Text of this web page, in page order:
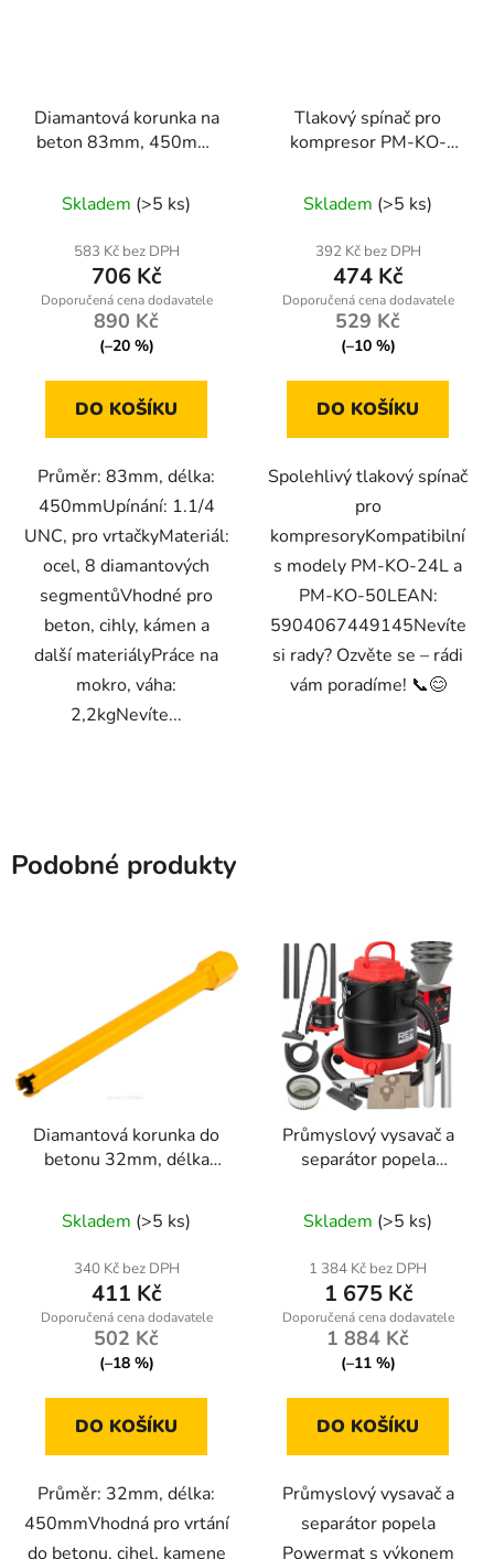
Diamantová korunka na
beton 83mm, 450mm,
Skladem (>5 ks)
583 Kč bez DPH
706 Kč
890 Kč
(–20 %)
DO KOŠÍKU
Průměr: 83mm, délka:
450mmUpínání: 1.1/4
UNC, pro vrtačkyMateriál:
ocel, 8 diamantových
segmentůVhodné pro
beton, cihly, kámen a
další materiályPráce na
mokro, váha:
2,2kgNevíte...
Tlakový spínač pro
kompresor PM-KO-
Skladem (>5 ks)
392 Kč bez DPH
474 Kč
529 Kč
(–10 %)
DO KOŠÍKU
Spolehlivý tlakový spínač
pro
kompresoryKompatibilní
s modely PM-KO-24L a
PM-KO-50LEAN:
5904067449145Nevíte
si rady? Ozvěte se – rádi
vám poradíme! 📞😊
Podobné produkty
Diamantová korunka do
betonu 32mm, délka
UNC
Skladem (>5 ks)
340 Kč bez DPH
411 Kč
502 Kč
(–18 %)
DO KOŠÍKU
Průměr: 32mm, délka:
450mmVhodná pro vrtání
do betonu, cihel, kamene
Průmyslový vysavač a
separátor popela
RTESP0077
Skladem (>5 ks)
1 384 Kč bez DPH
1 675 Kč
1 884 Kč
(–11 %)
DO KOŠÍKU
Průmyslový vysavač a
separátor popela
Powermat s výkonem